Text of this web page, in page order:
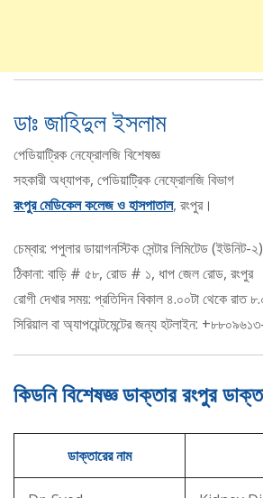
ডাঃ জাহিদুল ইসলাম
পেডিয়াট্রিক নেফ্রোলজি বিশেষজ্ঞ
সহকারী অধ্যাপক, পেডিয়াট্রিক নেফ্রোলজি বিভাগ
রংপুর মেডিকেল কলেজ ও হাসপাতাল, রংপুর।
চেম্বার: পপুলার ডায়াগনস্টিক সেন্টার লিমিটেড (ইউনিট-২)
ঠিকানা: বাড়ি # ৫৮, রোড # ১, ধাপ জেল রোড, রংপুর
রোগী দেখার সময়: প্রতিদিন বিকাল ৪.০০টা থেকে রাত
সিরিয়াল বা অ্যাপয়েন্টমেন্টের জন্য হটলাইন:
কিডনি বিশেষজ্ঞ ডাক্তার রংপুর
ডাক্তারের নাম